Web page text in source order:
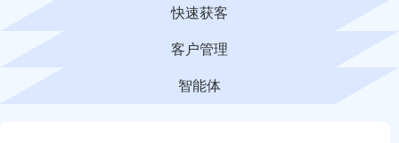
快速获客
客户管理
智能体